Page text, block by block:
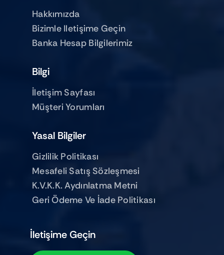
Hakkımızda
Bizimle Iletişime Geçin
Banka Hesap Bilgilerimiz
İletişime Geçin
Bilgi
İletişim Sayfası
Müşteri Yorumları
Yasal Bilgiler
Gizlilik Politikası
Mesafeli Satış Sözleşmesi
K.V.K.K. Aydınlatma Metni
Geri Ödeme Ve İade Politikası